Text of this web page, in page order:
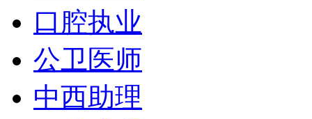
口腔执业
公卫医师
中西助理